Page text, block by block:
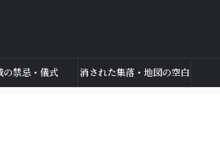
の禁忌・儀式 消された集落・地図の空白